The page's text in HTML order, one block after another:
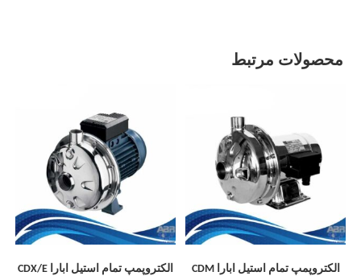
محصولات مرتبط
الکتروپمپ تمام استیل ابارا CDM الکتروپمپ تمام استیل ابارا CDX/E